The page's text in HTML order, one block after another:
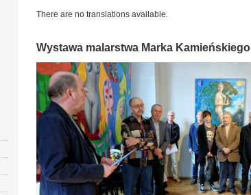
There are no translations available.
Wystawa malarstwa Marka Kamieńskiego